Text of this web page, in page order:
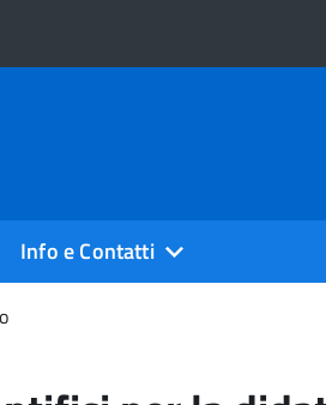
Info e Contatti